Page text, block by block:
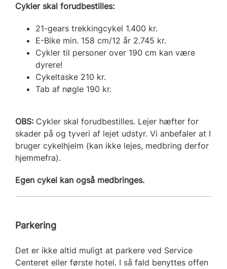
Cykler skal forudbestilles:
21-gears trekkingcykel 1.400 kr.
E-Bike min. 158 cm/12 år 2.745 kr.
Cykler til personer over 190 cm kan være
dyrere!
Cykeltaske 210 kr.
Tab af nøgle 190 kr.
OBS: Cykler skal forudbestilles. Lejer hæfter for
skader på og tyveri af lejet udstyr. Vi anbefaler at I
bruger cykelhjelm (kan ikke lejes, medbring derfor
hjemmefra).
Egen cykel kan også medbringes.
Parkering
Det er ikke altid muligt at parkere ved Service
Centeret eller første hotel. I så fald benyttes offen